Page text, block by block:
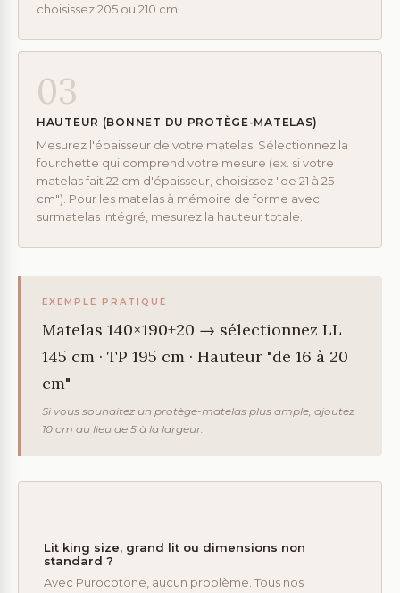
choisissez 205 ou 210 cm.
03
HAUTEUR (BONNET DU PROTÈGE-MATELAS)
Mesurez l'épaisseur de votre matelas. Sélectionnez la
fourchette qui comprend votre mesure (ex. si votre
matelas fait 22 cm d'épaisseur, choisissez "de 21 à 25
cm"). Pour les matelas à mémoire de forme avec
surmatelas intégré, mesurez la hauteur totale.
EXEMPLE PRATIQUE
Matelas 140×190+20 → sélectionnez LL
145 cm · TP 195 cm · Hauteur "de 16 à 20
cm"
Si vous souhaitez un protège-matelas plus ample, ajoutez
10 cm au lieu de 5 à la largeur.
Lit king size, grand lit ou dimensions non
standard ?
Avec Purocotone, aucun problème. Tous nos